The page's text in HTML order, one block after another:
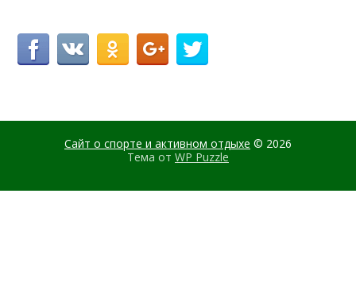
Сайт о спорте и активном отдыхе © 2026
Тема от WP Puzzle